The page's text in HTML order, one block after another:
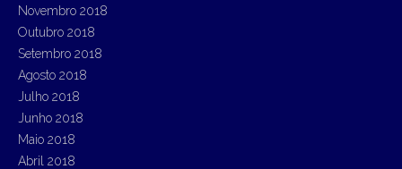
Novembro 2018
Outubro 2018
Setembro 2018
Agosto 2018
Julho 2018
Junho 2018
Maio 2018
Abril 2018